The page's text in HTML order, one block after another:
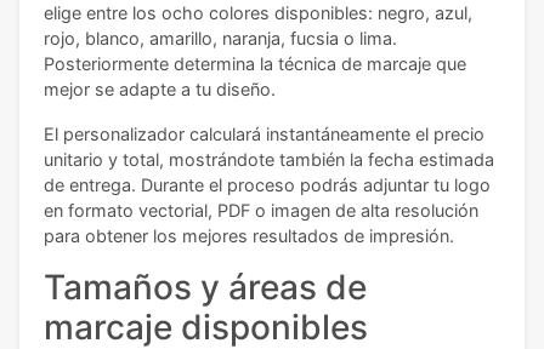
elige entre los ocho colores disponibles: negro, azul,
rojo, blanco, amarillo, naranja, fucsia o lima.
Posteriormente determina la técnica de marcaje que
mejor se adapte a tu diseño.
El personalizador calculará instantáneamente el precio
unitario y total, mostrándote también la fecha estimada
de entrega. Durante el proceso podrás adjuntar tu logo
en formato vectorial, PDF o imagen de alta resolución
para obtener los mejores resultados de impresión.
Tamaños y áreas de
marcaje disponibles